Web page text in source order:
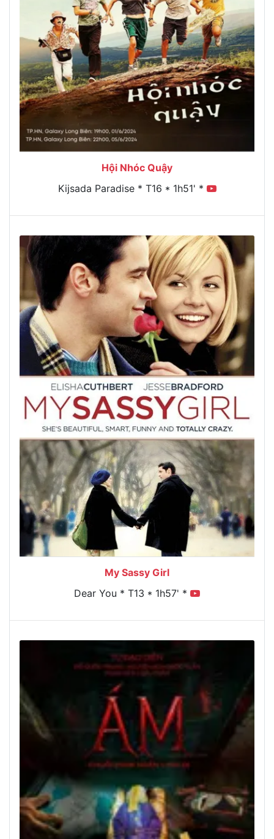
Hội Nhóc Quậy
Kijsada Paradise * T16 * 1h51' *
My Sassy Girl
Dear You * T13 * 1h57' *